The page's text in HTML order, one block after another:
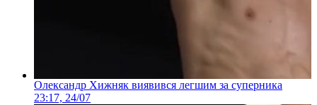
Олександр Хижняк виявився легшим за суперника
23:17, 24/07